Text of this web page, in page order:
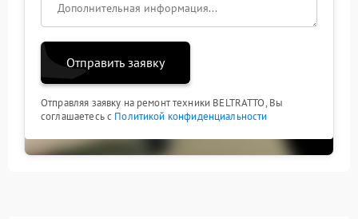
Отправить заявку
Отправляя заявку на ремонт техники BELTRATTO, Вы
соглашаетесь с Политикой конфиденциальности